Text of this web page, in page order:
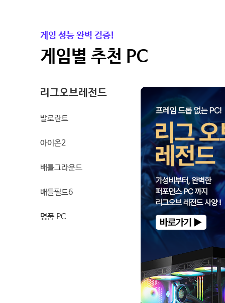
게임 성능 완벽 검증!
게임별 추천 PC
리그오브레전드
발로란트
아이온2
배틀그라운드
배틀필드6
명품 PC